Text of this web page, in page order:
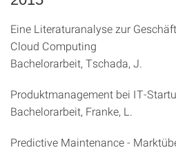
Eine Literaturanalyse zur
Cloud Computing
Bachelorarbeit, Tschada, J.
Produktmanagement bei IT-
Bachelorarbeit, Franke, L.
Predictive Maintenance -